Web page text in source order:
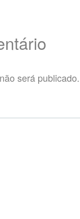
será publicado.